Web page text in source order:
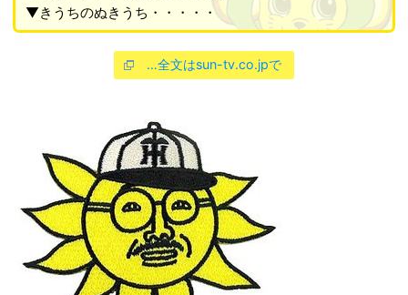
▼きうちのぬきうち・・・・・
…全文はsun-tv.co.jpで